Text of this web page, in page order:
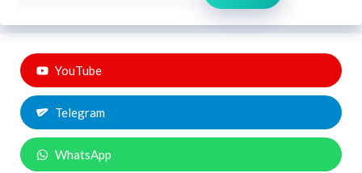
YouTube
Telegram
WhatsApp